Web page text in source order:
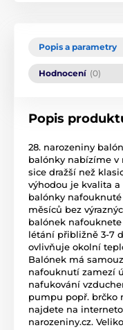
Popis a parametry
Hodnocení (0)
Popis
28. narozeniny
balónky nabízíme v
sice dražší než
výhodou je kvalita
balónky
měsíců bez
balónek
létání přibližně 3-7
ovlivňuje okolní
Balónek má
nafouknutí zamezí
nafukování
pumpu popř. brčko
najdete na
narozeniny.cz.